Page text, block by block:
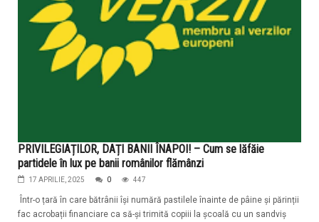
PRIVILEGIAȚILOR, DAȚI BANII ÎNAPOI! – Cum se lăfăie
partidele în lux pe banii românilor flămânzi
17 APRILIE, 2025 0 447
Într-o țară în care bătrânii își numără pastilele înainte de pâine și părinții
fac acrobații financiare ca să-și trimită copiii la școală cu un sandviș